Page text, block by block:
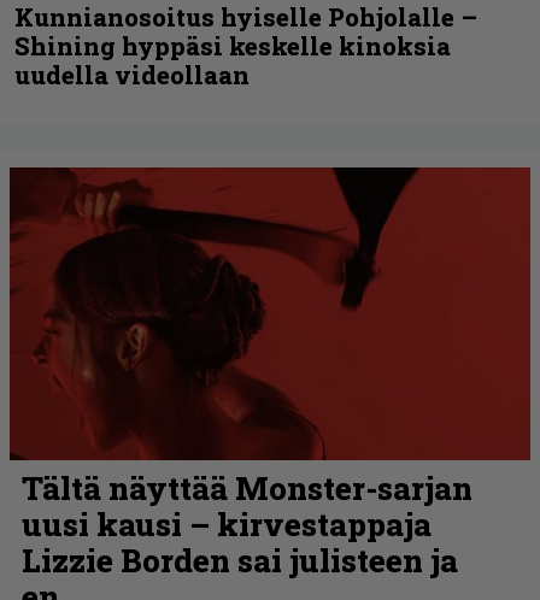
Kunnianosoitus hyiselle Pohjolalle –
Shining hyppäsi keskelle kinoksia
uudella videollaan